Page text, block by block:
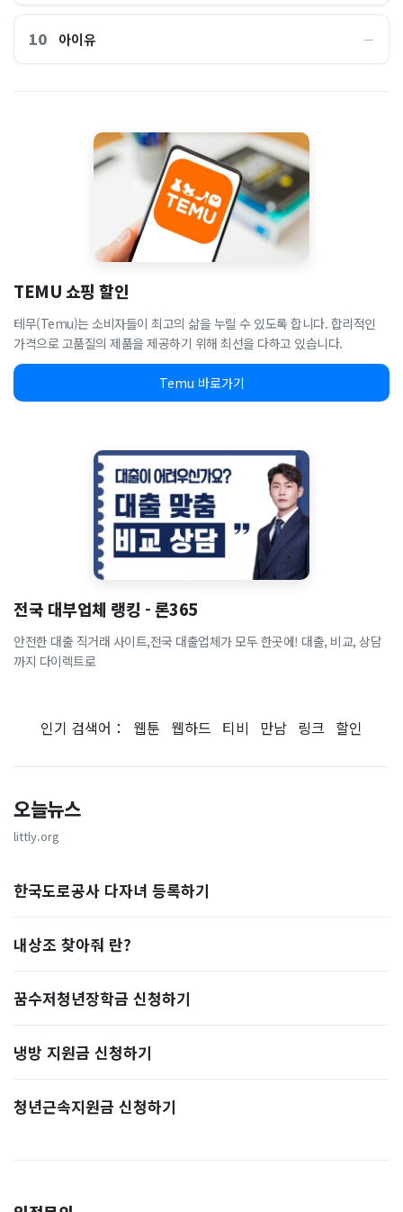
10 아이유 ―
TEMU 쇼핑 할인
테무(Temu)는 소비자들이 최고의 삶을 누릴 수 있도록 합니다. 합리적인
가격으로 고품질의 제품을 제공하기 위해 최선을 다하고 있습니다.
Temu 바로가기
전국 대부업체 랭킹 - 론365
안전한 대출 직거래 사이트,전국 대출업체가 모두 한곳에! 대출, 비교, 상담
까지 다이렉트로
인기 검색어： 웹툰 웹하드 티비 만남 링크 할인
오늘뉴스
littly.org
한국도로공사 다자녀 등록하기
내상조 찾아줘 란?
꿈수저청년장학금 신청하기
냉방 지원금 신청하기
청년근속지원금 신청하기